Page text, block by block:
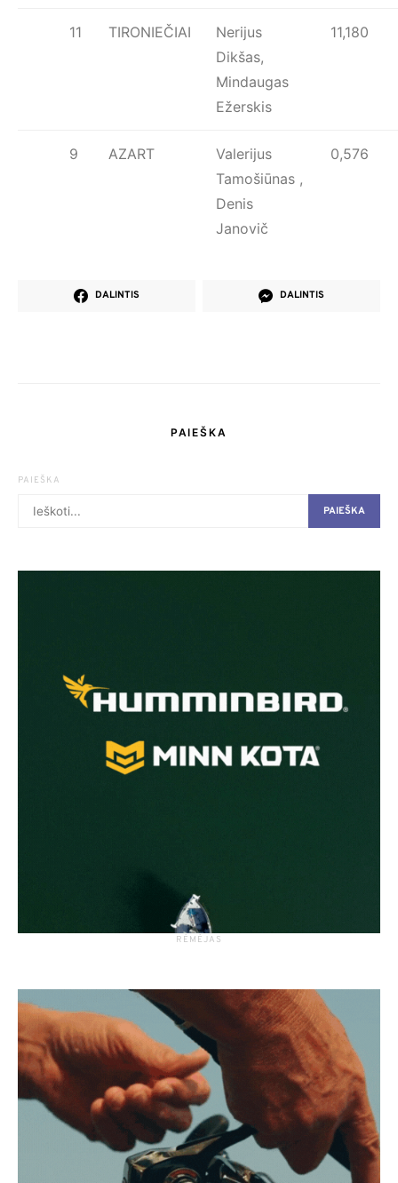
11 TIRONIEČIAI
Nerijus
Dikšas,
Mindaugas
Ežerskis
11,180
9 AZART
Valerijus
Tamošiūnas ,
Denis
Janovič
0,576
DALINTIS DALINTIS
PAIEŠKA
PAIEŠKA
PAIEŠKA
RĖMĖJAS